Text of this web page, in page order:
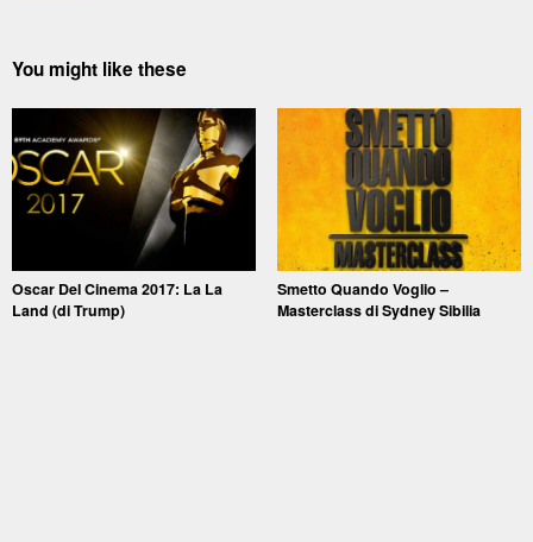
You might like these
Oscar Del Cinema 2017: La La
Land (di Trump)
Smetto Quando Voglio –
Masterclass di Sydney Sibilia